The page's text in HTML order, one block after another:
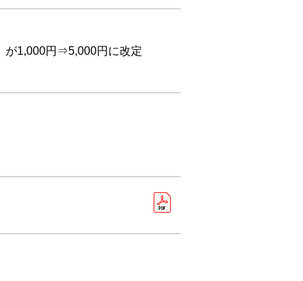
が1,000円⇒5,000円に改定